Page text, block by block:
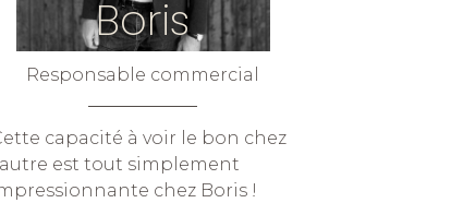
Boris
Responsable commercial
capacité à voir le bon chez
est tout simplement
chez Boris !